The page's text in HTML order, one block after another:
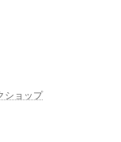
ショップ